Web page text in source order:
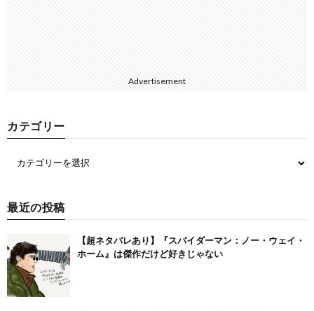
Advertisement
カテゴリー
最近の投稿
【超ネタバレあり】『スパイダーマン：ノー・ウェイ・
ホーム』は傑作だけど好きじゃない